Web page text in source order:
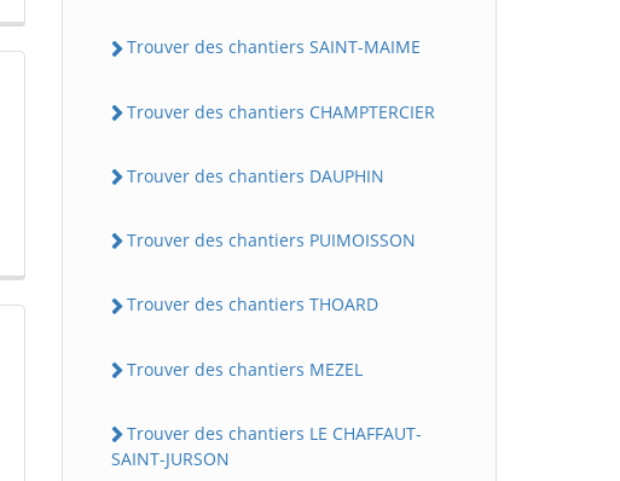
Trouver des chantiers SAINT-MAIME
Trouver des chantiers CHAMPTERCIER
Trouver des chantiers DAUPHIN
Trouver des chantiers PUIMOISSON
Trouver des chantiers THOARD
Trouver des chantiers MEZEL
Trouver des chantiers LE CHAFFAUT-
SAINT-JURSON